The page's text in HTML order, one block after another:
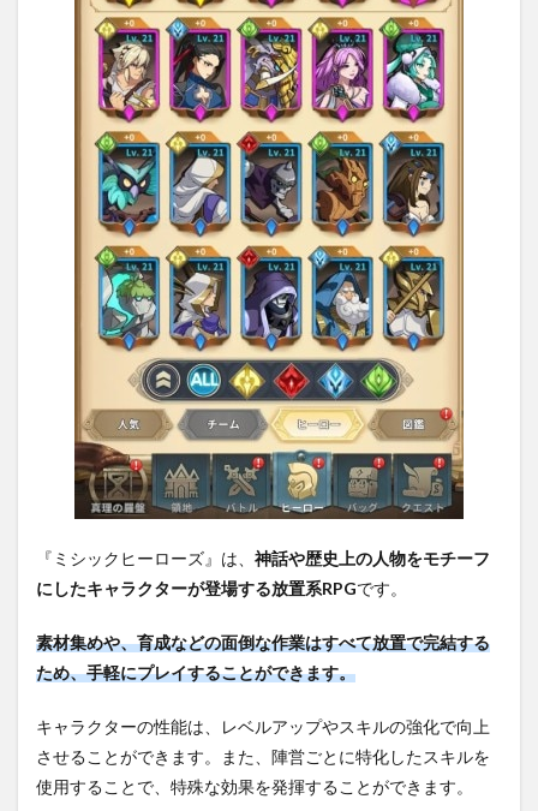
『ミシックヒーローズ』は、 神話や歴史上の人物をモチーフ
にしたキャラクターが登場する放置系RPGです。
素材集めや、育成などの面倒な作業はすべて放置で完結する
ため、手軽にプレイすることができます。
キャラクターの性能は、レベルアップやスキルの強化で向上
させることができます。また、陣営ごとに特化したスキルを
使用することで、特殊な効果を発揮することができます。